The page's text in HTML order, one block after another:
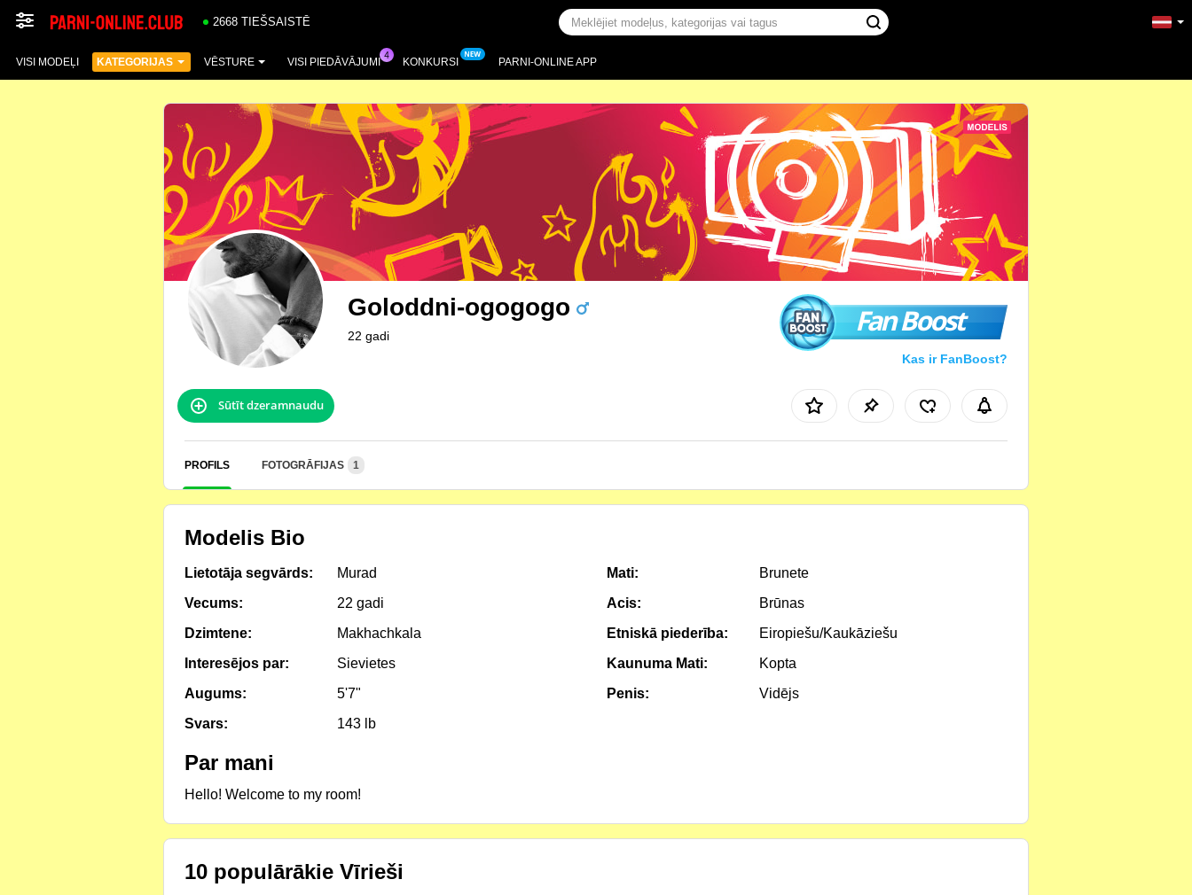
2668 TIEŠSAISTĒ
VISI MODEĻI KATEGORIJAS VĒSTURE VISI PIEDĀVĀJUMI KONKURSI PARNI-ONLINE APP
Goloddni-ogogogo
22 gadi Fan Boost
Kas ir FanBoost?
Sūtīt dzeramnaudu
PROFILS FOTOGRĀFIJAS 1
Modelis Bio
Lietotāja segvārds:
Murad
Vecums:
22 gadi
Dzimtene:
Makhachkala
Interesējos par:
Sievietes
Augums:
5'7"
Svars:
143 lb
Mati:
Brunete
Acis:
Brūnas
Etniskā piederība:
Eiropiešu/Kaukāziešu
Kaunuma Mati:
Kopta
Penis:
Vidējs
Par mani
Hello! Welcome to my room!
10 populārākie Vīrieši